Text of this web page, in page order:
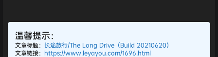
温馨提示：
文章标题： 长途旅行/The Long Drive（Build 20210620）
文章链接： https://www.leyayou.com/1696.html